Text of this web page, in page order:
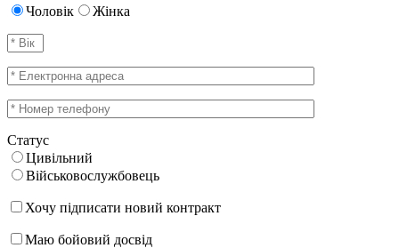
Чоловік Жінка
Статус
Цивільний
Військовослужбовець
Хочу підписати новий контракт
Маю бойовий досвід